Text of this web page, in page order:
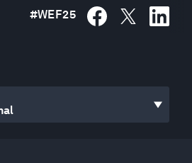
#WEF25